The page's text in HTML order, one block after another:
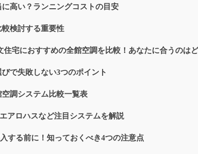
高い？ランニングコストの目安
較検討する重要性
住宅におすすめの全館空調を比較！あなたに合うのは
で失敗しない3つのポイント
調システム比較一覧表
アロハスなど注目システムを解説
する前に！知っておくべき4つの注意点